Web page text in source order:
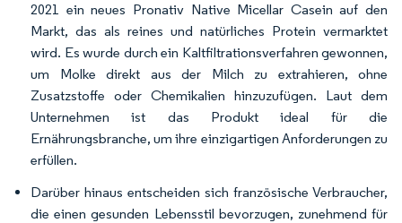
2021 ein neues Pronativ Native Micellar Casein auf den
Markt, das als reines und natürliches Protein vermarktet
wird. Es wurde durch ein Kaltfiltrationsverfahren gewonnen,
um Molke direkt aus der Milch zu extrahieren, ohne
Zusatzstoffe oder Chemikalien hinzuzufügen. Laut dem
Unternehmen ist das Produkt ideal für die
Ernährungsbranche, um ihre einzigartigen Anforderungen zu
erfüllen.
Darüber hinaus entscheiden sich französische Verbraucher,
die einen gesunden Lebensstil bevorzugen, zunehmend für